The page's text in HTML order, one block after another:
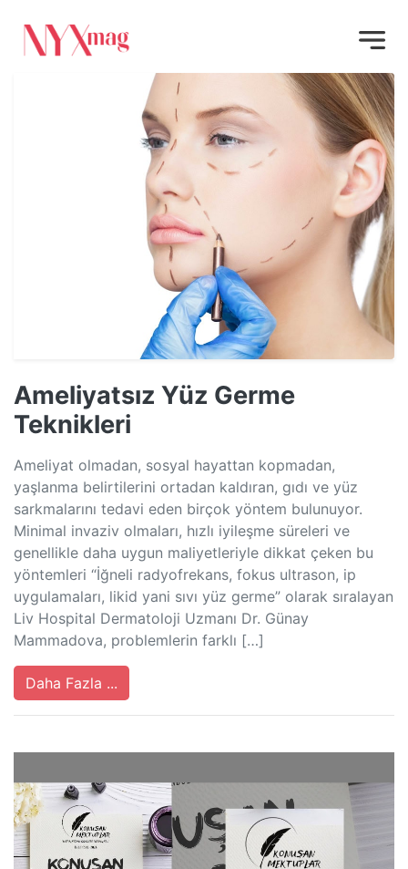
Ameliyatsız Yüz Germe
Teknikleri
Ameliyat olmadan, sosyal hayattan kopmadan,
yaşlanma belirtilerini ortadan kaldıran, gıdı ve yüz
sarkmalarını tedavi eden birçok yöntem bulunuyor.
Minimal invaziv olmaları, hızlı iyileşme süreleri ve
genellikle daha uygun maliyetleriyle dikkat çeken bu
yöntemleri “İğneli radyofrekans, fokus ultrason, ip
uygulamaları, likid yani sıvı yüz germe” olarak sıralayan
Liv Hospital Dermatoloji Uzmanı Dr. Günay
Mammadova, problemlerin farklı […]
Daha Fazla ...